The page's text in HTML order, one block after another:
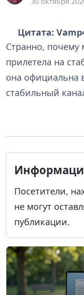
Цитата:
Странно, почему
прилетела на
она официальна
стабильный
Посетители,
не могут
публикации.